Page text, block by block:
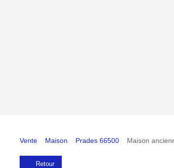
Vente Maison Prades 66500 Maison
Retour